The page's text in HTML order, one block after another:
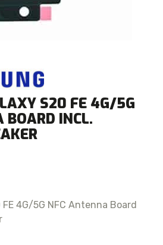
S20 FE 4G/5G
BOARD INCL.
4G/5G NFC Antenna Board